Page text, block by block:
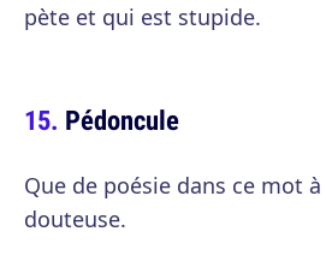
pète et qui est stupide.
Pédoncule
Que de poésie dans ce mot
douteuse.